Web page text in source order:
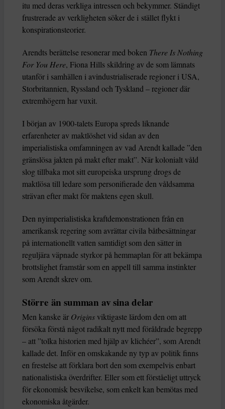
itu med deras verkliga intressen och bekymmer. Ständigt
frustrerade av verkligheten söker de i stället flykt i
konspirationsteorier.
Arendts berättelse resonerar med boken There Is Nothing
For You Here, Fiona Hills skildring av de som lämnats
utanför i samhällen i avindustrialiserade regioner i USA,
Storbritannien, Ryssland och Tyskland – regioner där
extremhögern har vuxit.
I början av 1900-talets Europa spreds liknande
erfarenheter av maktlöshet vid sidan av den
imperialistiska omfamningen av vad Arendt kallade ”den
gränslösa jakten på makt efter makt”. När kolonialt våld
slog tillbaka mot sitt europeiska ursprung drogs de
maktlösa till ledare som personifierade den våldsamma
strävan efter makt för maktens egen skull.
Den nyimperialistiska kraftdemonstrationen från en
amerikansk regering som avrättar civila båtbesättningar
på internationellt vatten samtidigt som den sätter in
reguljära väpnade styrkor på hemmaplan för att bekämpa
brottslighet framstår som en appell till samma instinkter
som Arendt skrev om.
Större än summan av sina delar
Men kanske är Origins viktigaste lärdom den om att
försöka förstå något radikalt nytt med föråldrade begrepp
– att ”tolka historien med hjälp av klichéer”, som Arendt
kallade det. Inför en omskakande ny typ av politik finns
en frestelse att förklara bort den som exempelvis enbart
nationalistiska överdrifter. Eller som ett förståeligt uttryck
för ekonomisk besvikelse, som enkelt kan bemötas med
ekonomiska åtgärder.